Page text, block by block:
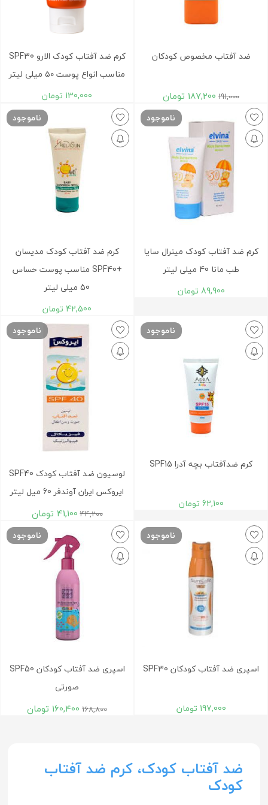
ضد آفتاب مخصوص کودکان
191,000
187,200 تومان
کرم ضد آفتاب کودک الارو SPF30
مناسب انواع پوست ۵۰ میلی لیتر
130,000 تومان
ناموجود
کرم ضد آفتاب کودک مینرال سایا
طب مانا 40 میلی لیتر
89,900 تومان
ناموجود
کرم ضد آفتاب کودک مدیسان
+SPF40 مناسب پوست حساس
50 میلی لیتر
42,500 تومان
ناموجود
کرم ضدآفتاب بچه آدرا SPF15
62,100 تومان
ناموجود
لوسیون ضد آفتاب کودک SPF40
ایروکس ایران آوندفر 60 میل لیتر
44,200
41,100 تومان
ناموجود
اسپری ضد آفتاب کودکان SPF30
197,000 تومان
ناموجود
اسپری ضد آفتاب کودکان SPF50
صورتی
168,800
160,400 تومان
ضد آفتاب کودک، کرم ضد آفتاب
کودک